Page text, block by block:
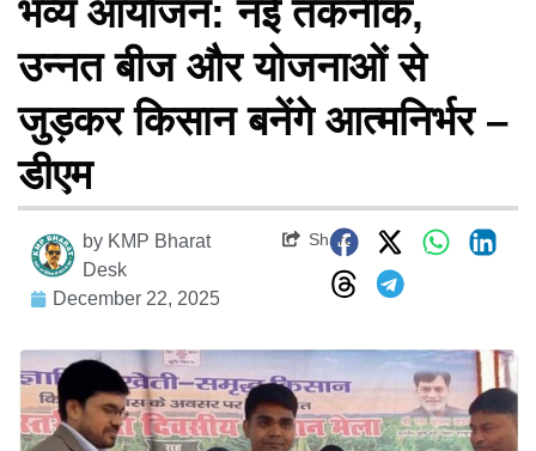
भव्य आयोजन: नई तकनीक,
उन्नत बीज और योजनाओं से
जुड़कर किसान बनेंगे आत्मनिर्भर –
डीएम
by KMP Bharat
Desk
December 22, 2025
Share